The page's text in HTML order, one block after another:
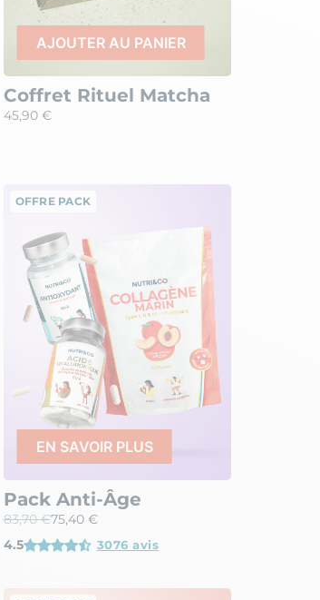
AJOUTER AU PANIER
Coffret Rituel Matcha
45,90 €
EN SAVOIR PLUS
Pack Anti-Âge
83,70 €75,40 €
4.5
3076 avis
OFFRE PACK